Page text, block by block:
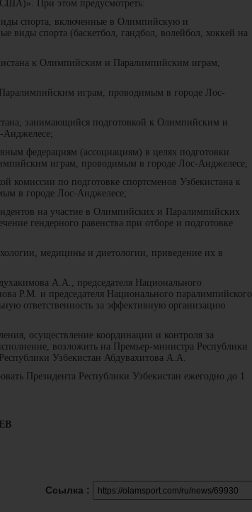
При этом предусмотреть:
спорта, включенные в Олимпийскую и
виды спорта (баскетбол, гандбол, волейбол, хоккей на
к Олимпийским и Паралимпийским играм,
играм, проводимым в городе Лос-
занимающийся подготовкой к Олимпийским и
федерациям (ассоциациям) в целях подготовки
играм, проводимым в городе Лос-Анджелесе;
комиссии по подготовке спортсменов Узбекистана к
в городе Лос-Анджелесе;
на участие в Олимпийских и Паралимпийских
гендерного равенства при отборе и подготовке
медицины и диетологии, приведение их в
А.А., председателя Национального
Р.М. и председателя Национального паралимпийского
ответственность за эффективную организацию
осуществление координации и контроля за
возложить на Премьер-министра Республики
Узбекистан Абдувахитова А.А.
Президента Республики Узбекистан ежегодно до 1
Ссылка :